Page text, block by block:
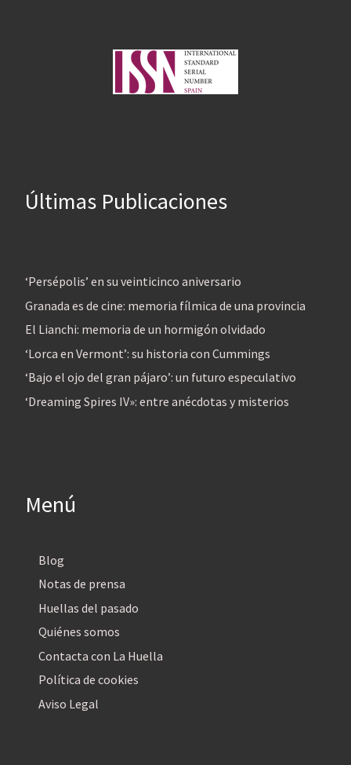
Últimas Publicaciones
‘Persépolis’ en su veinticinco aniversario
Granada es de cine: memoria fílmica de una provincia
El Lianchi: memoria de un hormigón olvidado
‘Lorca en Vermont’: su historia con Cummings
‘Bajo el ojo del gran pájaro’: un futuro especulativo
‘Dreaming Spires IV»: entre anécdotas y misterios
Menú
Blog
Notas de prensa
Huellas del pasado
Quiénes somos
Contacta con La Huella
Política de cookies
Aviso Legal